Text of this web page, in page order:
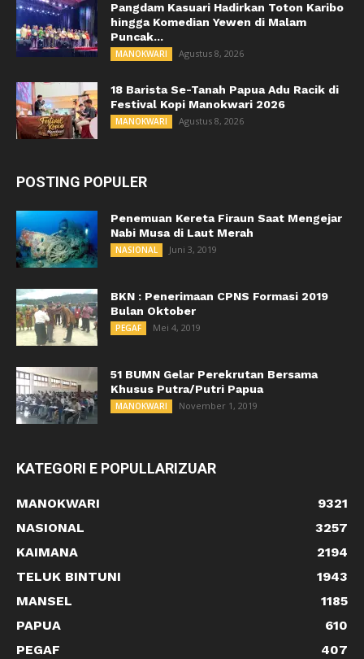
Pangdam Kasuari Hadirkan Toton Karibo
hingga Komedian Yewen di Malam
Puncak...
MANOKWARI Agustus 8, 2026
18 Barista Se-Tanah Papua Adu Racik di
Festival Kopi Manokwari 2026
MANOKWARI Agustus 8, 2026
POSTING POPULER
Penemuan Kereta Firaun Saat Mengejar
Nabi Musa di Laut Merah
NASIONAL Juni 3, 2019
BKN : Penerimaan CPNS Formasi 2019
Bulan Oktober
PEGAF Mei 4, 2019
51 BUMN Gelar Perekrutan Bersama
Khusus Putra/Putri Papua
MANOKWARI November 1, 2019
KATEGORI E POPULLARIZUAR
MANOKWARI
9321
NASIONAL
3257
KAIMANA
2194
TELUK BINTUNI
1943
MANSEL
1185
PAPUA
610
PEGAF
407